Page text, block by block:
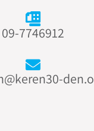
09-7746912